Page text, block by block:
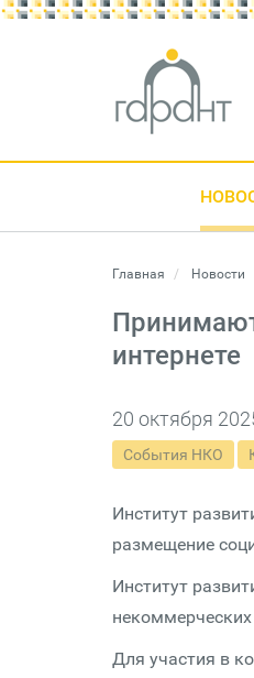
Главная Новости
интернете
20 октября
События НКО
Институт
размещение
Институт
Для участия в